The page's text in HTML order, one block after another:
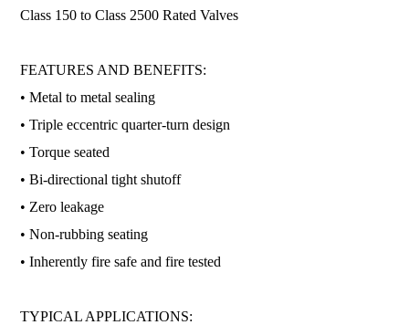
Class 150 to Class 2500 Rated Valves
FEATURES AND BENEFITS:
• Metal to metal sealing
• Triple eccentric quarter-turn design
• Torque seated
• Bi-directional tight shutoff
• Zero leakage
• Non-rubbing seating
• Inherently fire safe and fire tested
TYPICAL APPLICATIONS: